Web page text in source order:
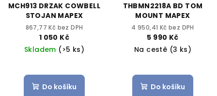
MCH913 DRZAK COWBELL
STOJAN MAPEX
867,77 Kč bez DPH
1 050 Kč
Skladem (>5 ks)
Do košíku
THBMN2218A BD TOM
MOUNT MAPEX
4 950,41 Kč bez DPH
5 990 Kč
Na cestě (3 ks)
Do košíku